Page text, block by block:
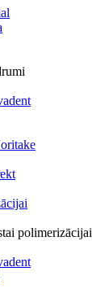
polimerizācijai